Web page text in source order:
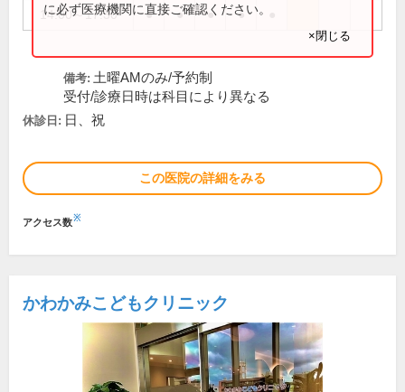
14:00～17:30 ● ● ● ●
に必ず医療機関に直接ご確認ください。
×閉じる
備考: 土曜AMのみ/予約制
受付/診療日時は科目により異なる
休診日: 日、祝
この医院の詳細をみる
アクセス数※
かわかみこどもクリニック